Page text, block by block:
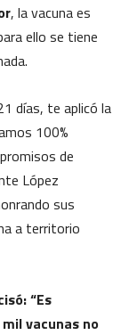
, la vacuna es
ello se tiene
días, te aplicó la
100%
de
López
sus
a territorio
“Es
vacunas no